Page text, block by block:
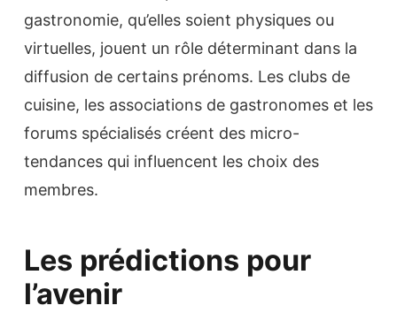
gastronomie, qu’elles soient physiques ou
virtuelles, jouent un rôle déterminant dans la
diffusion de certains prénoms. Les clubs de
cuisine, les associations de gastronomes et les
forums spécialisés créent des micro-
tendances qui influencent les choix des
membres.
Les prédictions pour
l’avenir